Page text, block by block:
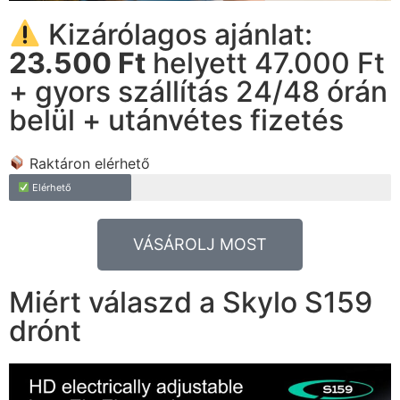
Kizárólagos ajánlat:
23.500 Ft helyett 47.000 Ft
+ gyors szállítás 24/48 órán
belül + utánvétes fizetés
Raktáron elérhető
Elérhető
VÁSÁROLJ MOST
Miért válaszd a Skylo S159
drónt